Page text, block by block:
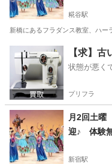
糀谷駅
新橋にあるフラダンス教室、ハ
東京 大田区 糀谷駅
【求】
状態が悪く
プリフラ
月2回土
迎♪ 体験
新宿駅